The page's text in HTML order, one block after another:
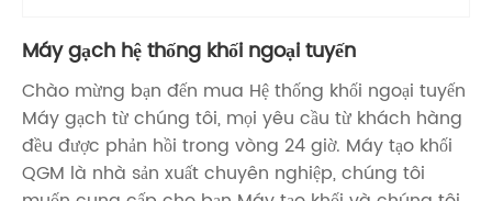
Máy gạch hệ thống khối ngoại tuyến
Chào mừng bạn đến mua Hệ thống khối ngoại tuyến
Máy gạch từ chúng tôi, mọi yêu cầu từ khách hàng
đều được phản hồi trong vòng 24 giờ. Máy tạo khối
QGM là nhà sản xuất chuyên nghiệp, chúng tôi